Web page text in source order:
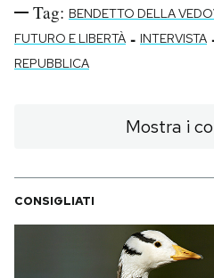
Tag: BENDETTO DELLA
FUTURO E LIBERTÀ - INTERVISTA
REPUBBLICA
Mostra i
CONSIGLIATI